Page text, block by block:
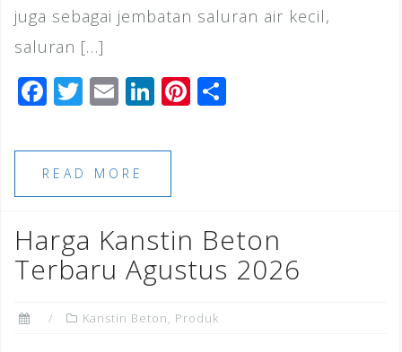
juga sebagai jembatan saluran air kecil,
saluran […]
F
c
e
b
o
o
k
T
tt
e
r
E
ai
l
Li
k
dI
n
Pi
st
READ MORE
Harga Kanstin Beton
Terbaru Agustus 2026
Kanstin Beton, Produk